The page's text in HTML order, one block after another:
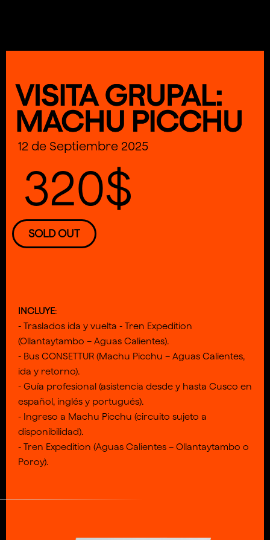
12 de Septiembre 2025
320$
SOLD OUT
INCLUYE:
- Traslados ida y vuelta - Tren Expedition
(Ollantaytambo – Aguas Calientes).
- Bus CONSETTUR (Machu Picchu – Aguas Calientes,
ida y retorno).
- Guía profesional (asistencia desde y hasta Cusco en
español, inglés y portugués).
- Ingreso a Machu Picchu (circuito sujeto a
disponibilidad).
- Tren Expedition (Aguas Calientes – Ollantaytambo o
Poroy).